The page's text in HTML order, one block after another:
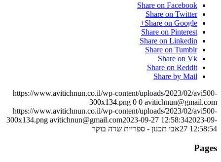
Share on Facebook
Share on Twitter
Share on Google+
Share on Pinterest
Share on Linkedin
Share on Tumblr
Share on Vk
Share on Reddit
Share by Mail
https://www.avitichnun.co.il/wp-content/uploads/2023/02/avi500-
300x134.png 0 0 avitichnun@gmail.com
https://www.avitichnun.co.il/wp-content/uploads/2023/02/avi500-
300x134.png avitichnun@gmail.com2023-09-27 12:58:342023-09-
27 12:58:54אבי תכנון - ספריית שדה בוקר
Pages